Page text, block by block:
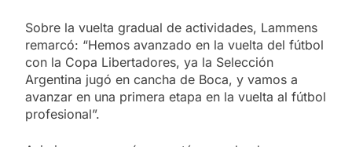
Sobre la vuelta gradual de actividades, Lammens
remarcó: “Hemos avanzado en la vuelta del fútbol
con la Copa Libertadores, ya la Selección
Argentina jugó en cancha de Boca, y vamos a
avanzar en una primera etapa en la vuelta al fútbol
profesional”.